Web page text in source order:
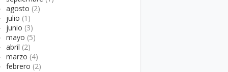
agosto (2)
julio (1)
junio (3)
mayo (5)
abril (2)
marzo (4)
febrero (2)